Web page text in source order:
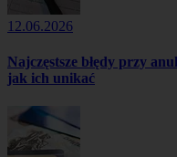
12.06.2026
Najczęstsze błędy przy
jak ich unikać